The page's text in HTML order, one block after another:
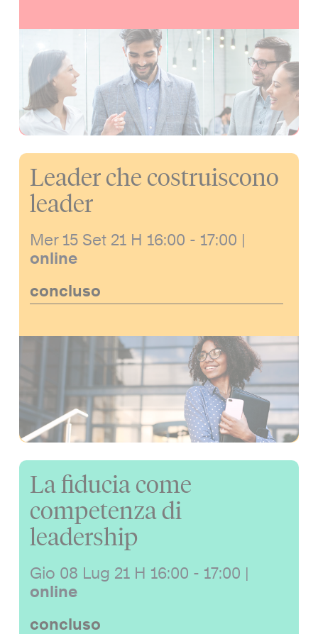
Leader che costruiscono
leader
Mer 15 Set 21 H 16:00 - 17:00 |
online
concluso
La fiducia come
competenza di
leadership
Gio 08 Lug 21 H 16:00 - 17:00 |
online
concluso